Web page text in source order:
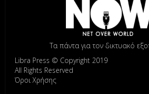
Τα πάντα για τον δικτυακό
Libra Press © Copyright 2019
All Rights Reserved
Όροι Χρήσης